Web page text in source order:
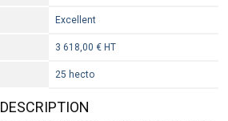
Excellent
3 618,00 € HT
25 hecto
DESCRIPTION